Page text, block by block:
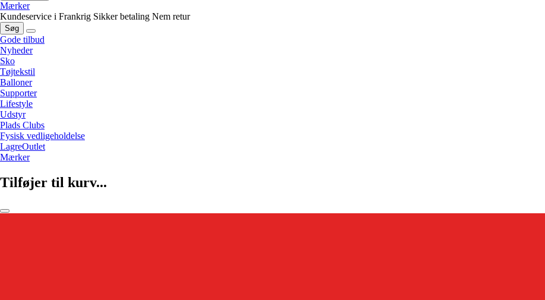
Mærker
Kundeservice i Frankrig Sikker betaling Nem retur
Søg
Gode tilbud
Nyheder
Sko
Tøjtekstil
Balloner
Supporter
Lifestyle
Udstyr
Plads Clubs
Fysisk vedligeholdelse
LagreOutlet
Mærker
Tilføjer til kurv...